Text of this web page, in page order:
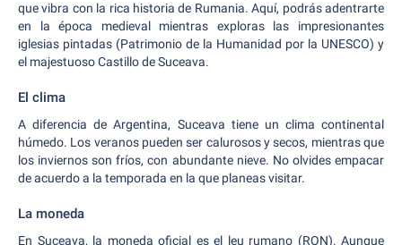
que vibra con la rica historia de Rumania. Aquí, podrás adentrarte
en la época medieval mientras exploras las impresionantes
iglesias pintadas (Patrimonio de la Humanidad por la UNESCO) y
el majestuoso Castillo de Suceava.
El clima
A diferencia de Argentina, Suceava tiene un clima continental
húmedo. Los veranos pueden ser calurosos y secos, mientras que
los inviernos son fríos, con abundante nieve. No olvides empacar
de acuerdo a la temporada en la que planeas visitar.
La moneda
En Suceava, la moneda oficial es el leu rumano (RON). Aunque